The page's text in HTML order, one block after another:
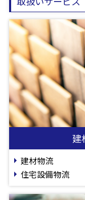
建
建材物流
住宅設備物流